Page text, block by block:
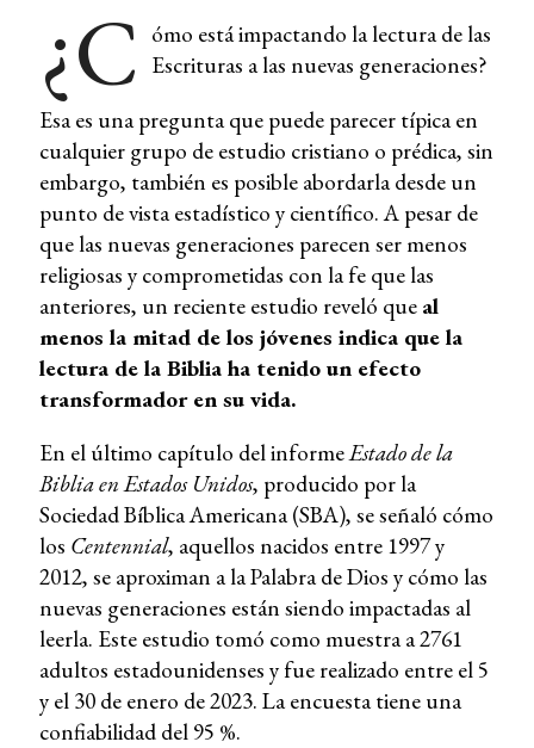
¿C ómo está impactando la lectura de las
Escrituras a las nuevas generaciones?
Esa es una pregunta que puede parecer típica en
cualquier grupo de estudio cristiano o prédica, sin
embargo, también es posible abordarla desde un
punto de vista estadístico y científico. A pesar de
que las nuevas generaciones parecen ser menos
religiosas y comprometidas con la fe que las
anteriores, un reciente estudio reveló que al
menos la mitad de los jóvenes indica que la
lectura de la Biblia ha tenido un efecto
transformador en su vida.
En el último capítulo del informeEstado de la
Biblia en Estados Unidos, producido por la
Sociedad Bíblica Americana (SBA), se señaló cómo
los Centennial, aquellos nacidos entre 1997 y
2012, se aproximan a la Palabra de Dios y cómo las
nuevas generaciones están siendo impactadas al
leerla. Este estudio tomó como muestra a 2761
adultos estadounidenses y fue realizado entre el 5
y el 30 de enero de 2023. La encuesta tiene una
confiabilidad del 95 %.